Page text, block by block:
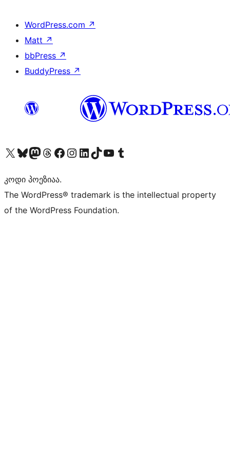
WordPress.com ↗
Matt ↗
bbPress ↗
BuddyPress ↗
Visit our X (formerly Twitter) account
Visit our Bluesky account
Visit our Mastodon account
Visit our Threads account
Visit our Facebook page
Visit our Instagram account
Visit our LinkedIn account
Visit our TikTok account
Visit our YouTube channel
Visit our Tumblr account
კოდი პოეზიაა.
The WordPress® trademark is the intellectual property
of the WordPress Foundation.